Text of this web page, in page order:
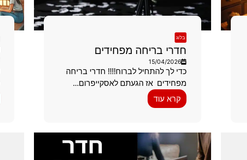
בלוג
חדרי בריחה מפחידים
15/04/2026
כדי לך להתחיל לברוח!!!! חדרי בריחה
מפחידים אז הגעתם לאסקייפרום...
קרא עוד